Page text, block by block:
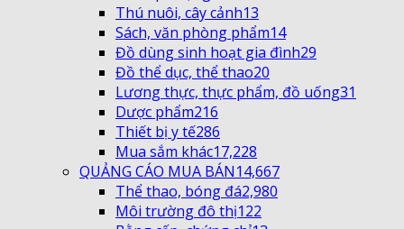
Thú nuôi, cây cảnh13
Sách, văn phòng phẩm14
Đồ dùng sinh hoạt gia đình29
Đồ thể dục, thể thao20
Lương thực, thực phẩm, đồ uống31
Dược phẩm216
Thiết bị y tế286
Mua sắm khác17,228
QUẢNG CÁO MUA BÁN14,667
Thể thao, bóng đá2,980
Môi trường đô thị122